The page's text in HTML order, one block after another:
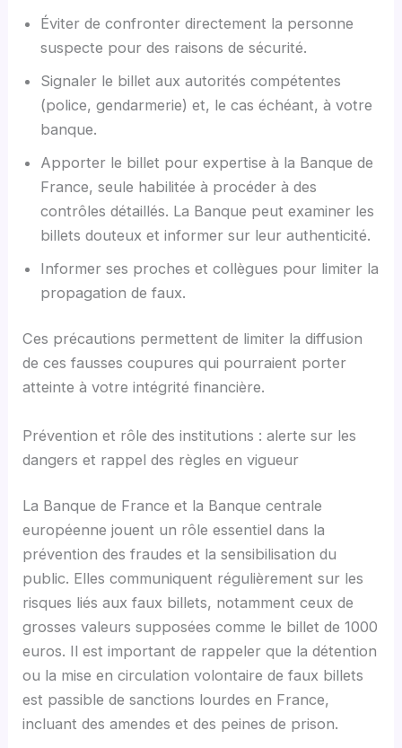
Éviter de confronter directement la personne
suspecte pour des raisons de sécurité.
Signaler le billet aux autorités compétentes
(police, gendarmerie) et, le cas échéant, à votre
banque.
Apporter le billet pour expertise à la Banque de
France, seule habilitée à procéder à des
contrôles détaillés. La Banque peut examiner les
billets douteux et informer sur leur authenticité.
Informer ses proches et collègues pour limiter la
propagation de faux.
Ces précautions permettent de limiter la diffusion
de ces fausses coupures qui pourraient porter
atteinte à votre intégrité financière.
Prévention et rôle des institutions : alerte sur les
dangers et rappel des règles en vigueur
La Banque de France et la Banque centrale
européenne jouent un rôle essentiel dans la
prévention des fraudes et la sensibilisation du
public. Elles communiquent régulièrement sur les
risques liés aux faux billets, notamment ceux de
grosses valeurs supposées comme le billet de 1000
euros. Il est important de rappeler que la détention
ou la mise en circulation volontaire de faux billets
est passible de sanctions lourdes en France,
incluant des amendes et des peines de prison.